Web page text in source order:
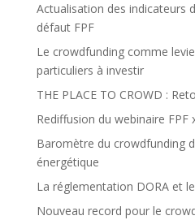
Actualisation des indicateurs
défaut FPF
Le crowdfunding comme
particuliers à investir
THE PLACE TO CROWD :
Rediffusion du webinaire FPF
Baromètre du crowdfunding
énergétique
La réglementation DORA et
Nouveau record pour le